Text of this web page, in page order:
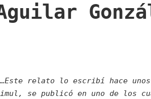
relato lo escribí hace
se publicó en uno de los